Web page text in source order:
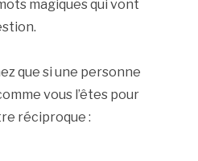
magiques qui vont
que si une personne
vous l’êtes pour
réciproque :